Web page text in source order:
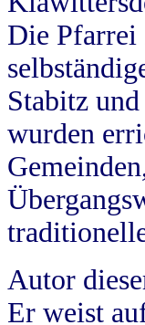
Die Pfarrei
Stabitz
wurden
Autor
Er weist